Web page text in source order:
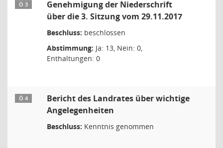
Ö 3
Genehmigung der Niederschrift
über die 3. Sitzung vom 29.11.2017
Beschluss: beschlossen
Abstimmung: Ja: 13, Nein: 0,
Enthaltungen: 0
Ö 4
Bericht des Landrates über wichtige
Angelegenheiten
Beschluss: Kenntnis genommen